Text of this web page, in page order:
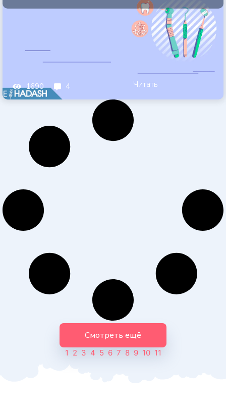
1690 4 Читать
Смотреть ещё
1 2 3 4 5 6 7 8 9 10 11